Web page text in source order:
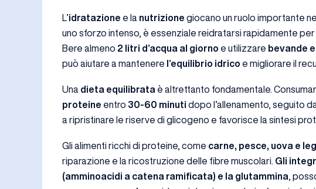
L’idratazione e la nutrizione giocano un ruolo importante
uno sforzo intenso, è essenziale reidratarsi rapidamente
Bere almeno 2 litri d’acqua al giorno e utilizzare bevande
può aiutare a mantenere l’equilibrio idrico e migliorare il
Una dieta equilibrata è altrettanto fondamentale.
proteine entro 30-60 minuti dopo l’allenamento, seguito
a ripristinare le riserve di glicogeno e favorisce la sintesi
Gli alimenti ricchi di proteine, come carne, pesce, uova e
riparazione e la ricostruzione delle fibre muscolari. Gli
(amminoacidi a catena ramificata) e la glutammina,